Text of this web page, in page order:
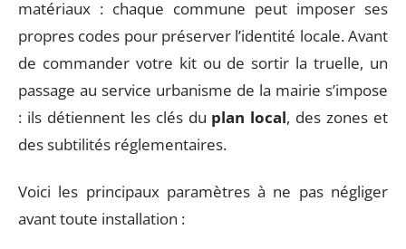
matériaux : chaque commune peut imposer ses
propres codes pour préserver l’identité locale. Avant
de commander votre kit ou de sortir la truelle, un
passage au service urbanisme de la mairie s’impose
: ils détiennent les clés du plan local, des zones et
des subtilités réglementaires.
Voici les principaux paramètres à ne pas négliger
avant toute installation :